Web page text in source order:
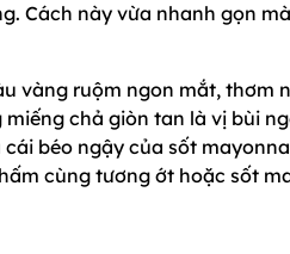
Cách này vừa nhanh gọn
vàng ruộm ngon mắt, thơm
chả giòn tan là vị bùi
béo ngậy của sốt
cùng tương ớt hoặc sốt